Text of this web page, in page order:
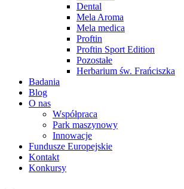
Dental
Mela Aroma
Mela medica
Proftin
Proftin Sport Edition
Pozostałe
Herbarium św. Frańciszka
Badania
Blog
O nas
Współpraca
Park maszynowy
Innowacje
Fundusze Europejskie
Kontakt
Konkursy